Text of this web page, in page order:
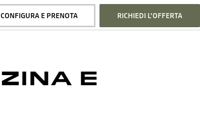
CONFIGURA E PRENOTA RICHIEDI L'OFFERTA
E